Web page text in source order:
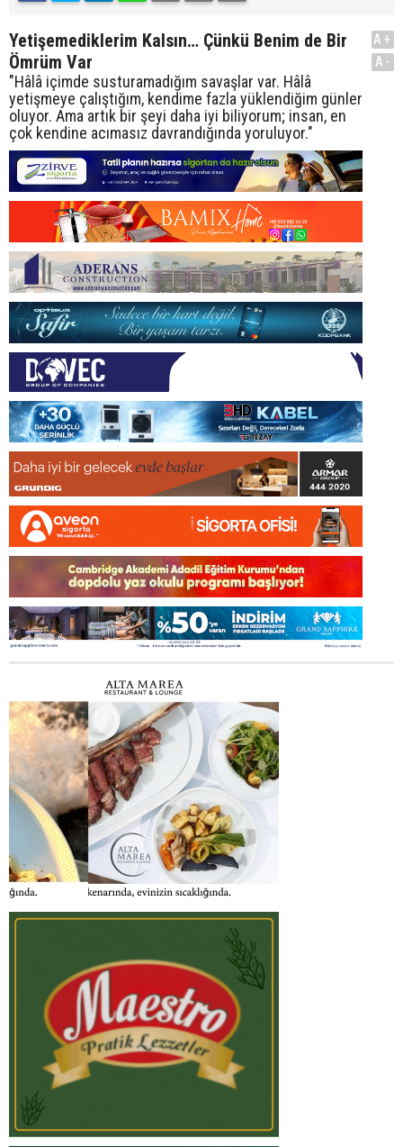
Yetişemediklerim Kalsın… Çünkü Benim de Bir
Ömrüm Var
"Hâlâ içimde susturamadığım savaşlar var. Hâlâ
yetişmeye çalıştığım, kendime fazla yüklendiğim günler
oluyor. Ama artık bir şeyi daha iyi biliyorum; insan, en
çok kendine acımasız davrandığında yoruluyor."
A+
A-